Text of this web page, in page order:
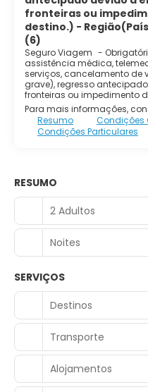
fronteiras ou
destino.) -
(6)
Seguro Viagem -
assistência médica,
serviços, cancelamento de
grave), regresso
fronteiras ou impedimento
Para mais informações,
Resumo
Condições
Condições Particulares
RESUMO
2 Adultos
Noites
SERVIÇOS
Destinos
Transporte
Alojamentos